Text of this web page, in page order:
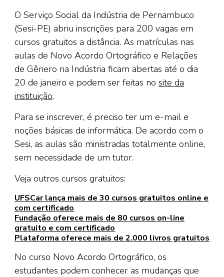
O Serviço Social da Indústria de Pernambuco
(Sesi-PE) abriu inscrições para 200 vagas em
cursos gratuitos a distância. As matrículas nas
aulas de Novo Acordo Ortográfico e Relações
de Gênero na Indústria ficam abertas até o dia
20 de janeiro e podem ser feitas no site da
instituição.
Para se inscrever, é preciso ter um e-mail e
noções básicas de informática. De acordo com o
Sesi, as aulas são ministradas totalmente online,
sem necessidade de um tutor.
Veja outros cursos gratuitos:
UFSCar lança mais de 30 cursos gratuitos online e
com certificado
Fundação oferece mais de 80 cursos on-line
gratuito e com certificado
Plataforma oferece mais de 2.000 livros gratuitos
No curso Novo Acordo Ortográfico, os
estudantes podem conhecer as mudanças que